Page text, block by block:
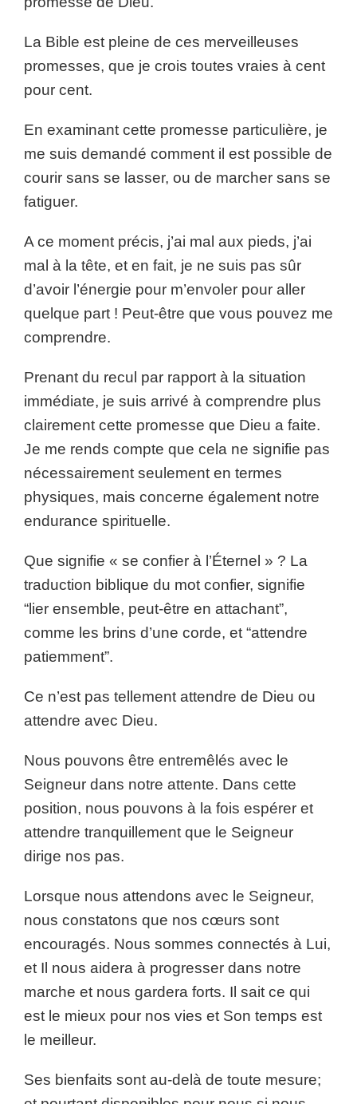
La Bible est pleine de ces merveilleuses
promesses, que je crois toutes vraies à cent
pour cent.
En examinant cette promesse particulière, je
me suis demandé comment il est possible de
courir sans se lasser, ou de marcher sans se
fatiguer.
A ce moment précis, j’ai mal aux pieds, j’ai
mal à la tête, et en fait, je ne suis pas sûr
d’avoir l’énergie pour m’envoler pour aller
quelque part ! Peut-être que vous pouvez me
comprendre.
Prenant du recul par rapport à la situation
immédiate, je suis arrivé à comprendre plus
clairement cette promesse que Dieu a faite.
Je me rends compte que cela ne signifie pas
nécessairement seulement en termes
physiques, mais concerne également notre
endurance spirituelle.
Que signifie « se confier à l’Éternel » ? La
traduction biblique du mot confier, signifie
“lier ensemble, peut-être en attachant”,
comme les brins d’une corde, et “attendre
patiemment”.
Ce n’est pas tellement attendre de Dieu ou
attendre avec Dieu.
Nous pouvons être entremêlés avec le
Seigneur dans notre attente. Dans cette
position, nous pouvons à la fois espérer et
attendre tranquillement que le Seigneur
dirige nos pas.
Lorsque nous attendons avec le Seigneur,
nous constatons que nos cœurs sont
encouragés. Nous sommes connectés à Lui,
et Il nous aidera à progresser dans notre
marche et nous gardera forts. Il sait ce qui
est le mieux pour nos vies et Son temps est
le meilleur.
Ses bienfaits sont au-delà de toute mesure;